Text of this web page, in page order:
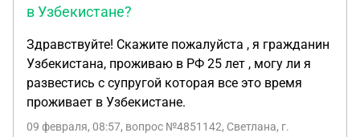
в Узбекистане?
Здравствуйте! Скажите пожалуйста , я гражданин
Узбекистана, проживаю в РФ 25 лет , могу ли я
развестись с супругой которая все это время
проживает в Узбекистане.
09 февраля, 08:57, вопрос №4851142, Светлана, г.